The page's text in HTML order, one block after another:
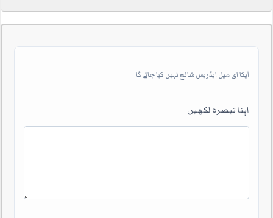
آپکا ای میل ایڈریس شائع نہیں کیا جائے گا
اپنا تبصرہ لکھیں